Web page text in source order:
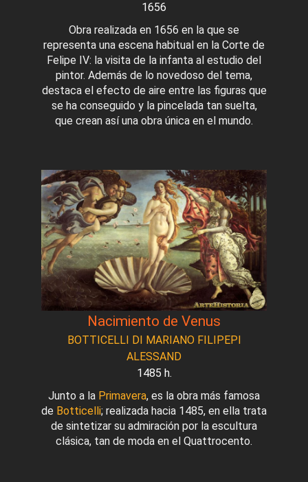
1656
Obra realizada en 1656 en la que se
representa una escena habitual en la Corte de
Felipe IV: la visita de la infanta al estudio del
pintor. Además de lo novedoso del tema,
destaca el efecto de aire entre las figuras que
se ha conseguido y la pincelada tan suelta,
que crean así una obra única en el mundo.
Nacimiento de Venus
BOTTICELLI DI MARIANO FILIPEPI
ALESSAND
1485 h.
Junto a la Primavera, es la obra más famosa
de Botticelli; realizada hacia 1485, en ella trata
de sintetizar su admiración por la escultura
clásica, tan de moda en el Quattrocento.